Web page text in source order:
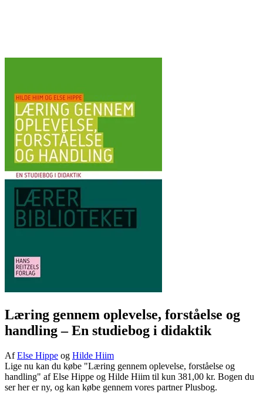
Læring gennem oplevelse, forståelse og
handling– En studiebog i didaktik
AfElse Hippe og Hilde Hiim
Lige nu kan du købe "Læring gennem oplevelse, forståelse og
handling" af Else Hippe og Hilde Hiim til kun 381,00 kr. Bogen du
ser her er ny, og kan købe gennem vores partner Plusbog.